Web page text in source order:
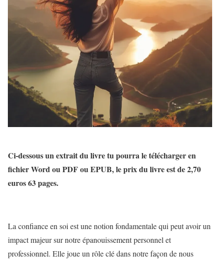
Ci-dessous un extrait du livre tu pourra le télécharger en
fichier Word ou PDF ou EPUB, le prix du livre est de 2,70
euros 63 pages.
La confiance en soi est une notion fondamentale qui peut avoir un
impact majeur sur notre épanouissement personnel et
professionnel. Elle joue un rôle clé dans notre façon de nous